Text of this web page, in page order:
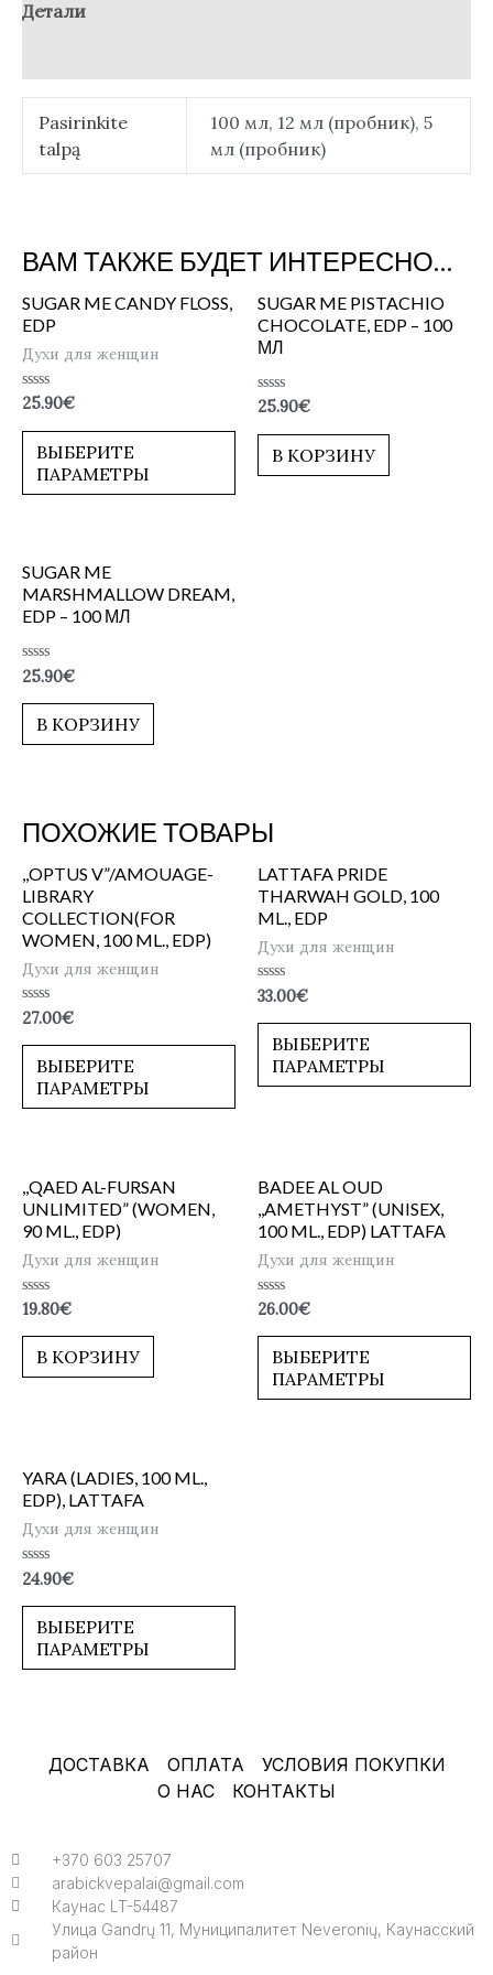
Детали
Pasirinkite
talpą
100 мл, 12 мл (пробник), 5
мл (пробник)
ВАМ ТАКЖЕ БУДЕТ ИНТЕРЕСНО…
SUGAR ME CANDY FLOSS,
EDP
Духи для женщин
Оценка
из
25.90€
ВЫБЕРИТЕ
ПАРАМЕТРЫ
SUGAR ME PISTACHIO
CHOCOLATE, EDP – 100
МЛ
Оценка
из
25.90€
В КОРЗИНУ
SUGAR ME
MARSHMALLOW DREAM,
EDP – 100 МЛ
Оценка
0
из
25.90€
В КОРЗИНУ
ПОХОЖИЕ ТОВАРЫ
,,OPTUS V”/AMOUAGE-
LIBRARY
COLLECTION(FOR
WOMEN, 100 ML., EDP)
Духи для женщин
Оценка
из
27.00€
ВЫБЕРИТЕ
ПАРАМЕТРЫ
LATTAFA PRIDE
THARWAH GOLD, 100
ML., EDP
Духи для женщин
Оценка
из
33.00€
ВЫБЕРИТЕ
ПАРАМЕТРЫ
,,QAED AL-FURSAN
UNLIMITED” (WOMEN,
90 ML., EDP)
Духи для женщин
Оценка
из
19.80€
В КОРЗИНУ
BADEE AL OUD
,,AMETHYST” (UNISEX,
100 ML., EDP) LATTAFA
Духи для женщин
Оценка
из
26.00€
ВЫБЕРИТЕ
ПАРАМЕТРЫ
YARA (LADIES, 100 ML.,
EDP), LATTAFA
Духи для женщин
Оценка
0
из
24.90€
ВЫБЕРИТЕ
ПАРАМЕТРЫ
ДОСТАВКА ОПЛАТА
УСЛОВИЯ ПОКУПКИ
О НАС
КОНТАКТЫ
+370 603 25707
arabickvepalai@gmail.com
Каунас LT-54487
Улица Gandrų 11, Муниципалитет Neveronių, Каунасский
район